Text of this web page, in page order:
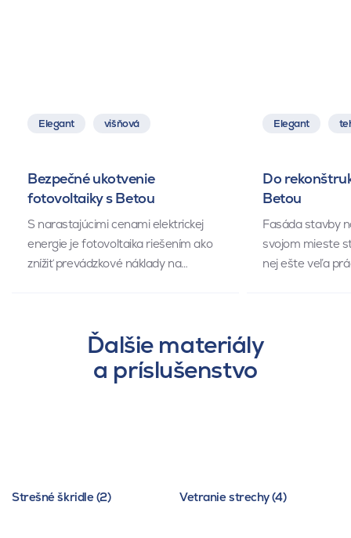
Elegant višňová
Bezpečné ukotvenie
fotovoltaiky s Betou
S narastajúcimi cenami elektrickej
energie je fotovoltaika riešením ako
znížiť prevádzkové náklady na…
Elegant
Do
Betou
Fasáda stavby
svojom mieste
nej ešte veľa
Ďalšie materiály
a príslušenstvo
Strešné škridle (2) Vetranie strechy (4)